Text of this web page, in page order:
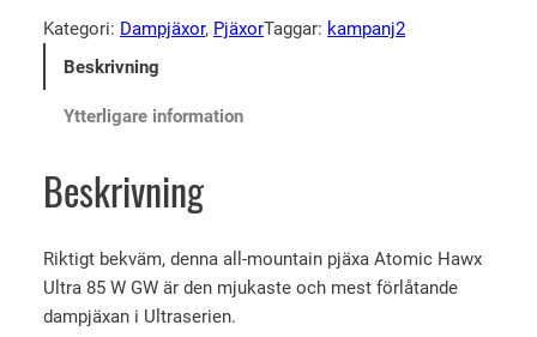
u
l
g
p
r
i
a
e
s
e
t
o
w
U
l
t
Kategori: Dampjäxor, PjäxorTaggar: kampanj2
Beskrivning
Ytterligare information
Beskrivning
Riktigt bekväm, denna all-mountain pjäxa Atomic Hawx
Ultra 85 W GW är den mjukaste och mest förlåtande
dampjäxan i Ultraserien.